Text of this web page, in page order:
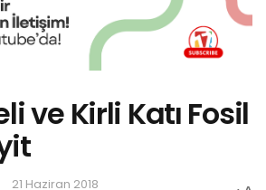
ve Kirli Katı Fosil
21 Haziran 2018